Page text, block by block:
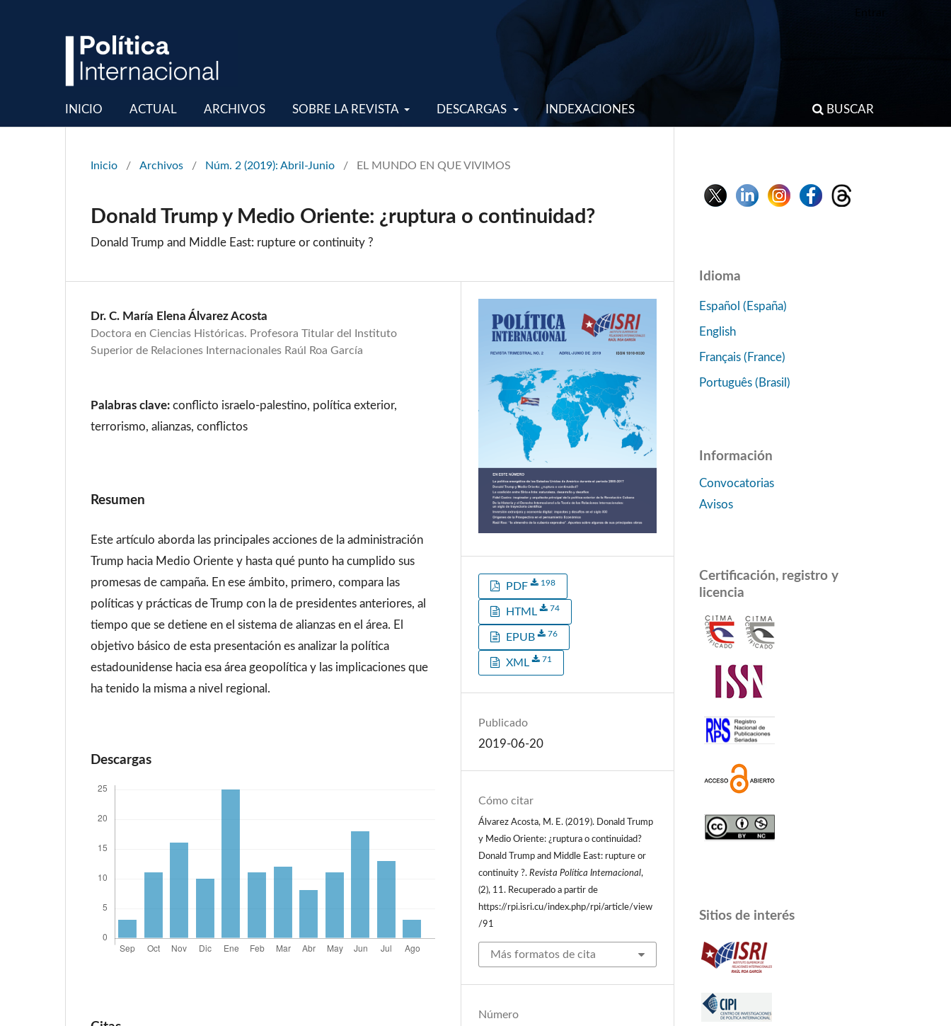
INICIO ACTUAL ARCHIVOS SOBRE LA REVISTA DESCARGAS INDEXACIONES BUSCAR
Inicio / Archivos / Núm. 2 (2019): Abril-Junio / EL MUNDO EN QUE VIVIMOS
Donald Trump y Medio Oriente: ¿ruptura o continuidad?
Donald Trump and Middle East: rupture or continuity ?
Dr. C. María Elena Álvarez Acosta
Doctora en Ciencias Históricas. Profesora Titular del Instituto
Superior de Relaciones Internacionales Raúl Roa García
Palabras clave:conflicto israelo-palestino, política exterior,
terrorismo, alianzas, conflictos
Resumen
Este artículo aborda las principales acciones de la administración
Trump hacia Medio Oriente y hasta qué punto ha cumplido sus
promesas de campaña. En ese ámbito, primero, compara las
políticas y prácticas de Trump con la de presidentes anteriores, al
tiempo que se detiene en el sistema de alianzas en el área. El
objetivo básico de esta presentación es analizar la política
estadounidense hacia esa área geopolítica y las implicaciones que
ha tenido la misma a nivel regional.
Descargas
PDF 198
HTML 74
EPUB 76
XML 71
Publicado
2019-06-20
Cómo citar
Álvarez Acosta, M. E. (2019). Donald Trump
y Medio Oriente: ¿ruptura o continuidad?
Donald Trump and Middle East: rupture or
continuity ?.Revista Política Internacional,
(2), 11. Recuperado a partir de
https://rpi.isri.cu/index.php/rpi/article/view
/91
Más formatos de cita
Número
Idioma
Español (España)
English
Français (France)
Português (Brasil)
Información
Convocatorias
Avisos
Certificación, registro y
licencia
Sitios de interés